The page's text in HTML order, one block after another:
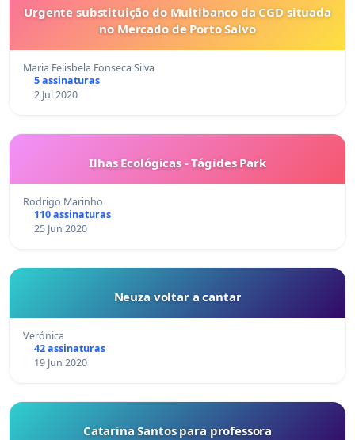
Urgente substituição do Multibanco da CGD situada
no Mercado de Porto Salvo
Maria Felisbela Fonseca Silva
5 assinaturas
2 Jul 2020
Ilhas Ecológicas - Tágides Park
Rodrigo Marinho
110 assinaturas
25 Jun 2020
Neuza voltar a cantar
Verónica
42 assinaturas
19 Jun 2020
Catarina Santos para professora